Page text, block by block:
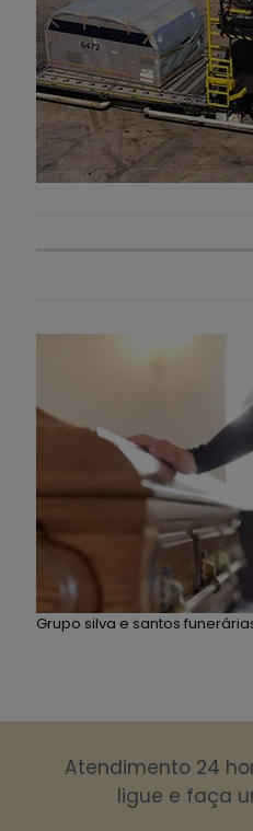
Grupo silva e santos
Atendimento 24
ligue e faça